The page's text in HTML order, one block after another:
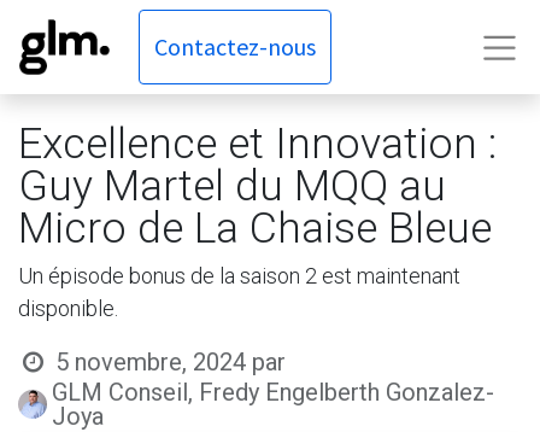
Contactez-nous
Excellence et Innovation :
Guy Martel du MQQ au
Micro de La Chaise Bleue
Un épisode bonus de la saison 2 est maintenant
disponible.
5 novembre, 2024 par
GLM Conseil, Fredy Engelberth Gonzalez-
Joya